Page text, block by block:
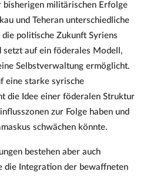
militärischen Erfolge
und Teheran unterschiedliche
politische Zukunft Syriens
setzt auf ein föderales Modell,
Selbstverwaltung ermöglicht.
eine starke syrische
die Idee einer föderalen Struktur
zur Folge haben und
schwächen könnte.
bestehen aber auch
die Integration der bewaffneten